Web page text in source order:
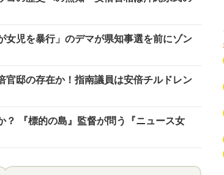
女児を暴行」のデマが県知事選を前にゾン
官邸の存在か！指南議員は安倍チルドレン
？ 『標的の島』監督が問う『ニュース女